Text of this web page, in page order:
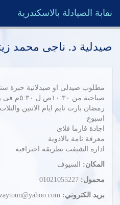
نقابة الصيادلة بالاسكندرية
صيدلية د. ناجى محمد
مطلوب صيدلى او صيدلانية خبرة
رمضان بارت تايم ايام الاتنين
اسبوع
اجادة فارما فلاى
معرفة تامة بالادوية
ادارة الشيفت بطريقة احترافية
المكان:
السيوف
محمول:
بريد الكتروني: